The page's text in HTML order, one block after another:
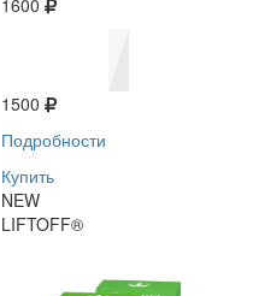
1600
1500
Подробности
Купить
NEW
LIFTOFF®